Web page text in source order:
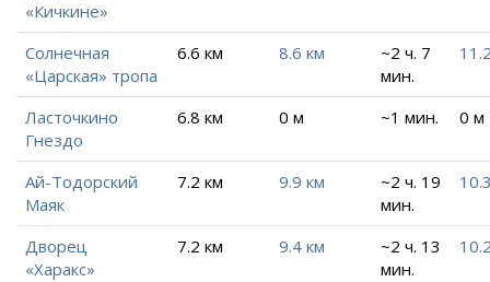
«Кичкине»
Солнечная
«Царская» тропа
6.6 км 8.6 км
~2 ч. 7
мин.
Ласточкино
Гнездо
6.8 км 0 м ~1 мин. 0 м
Ай-Тодорский
Маяк
7.2 км 9.9 км
~2 ч. 19
мин.
Дворец
«Харакс»
7.2 км 9.4 км
~2 ч. 13
мин.